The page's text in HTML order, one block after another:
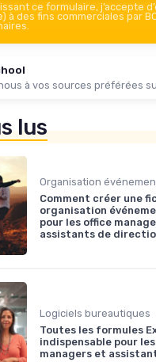
ce formulaire, j’accepte
à des fins commerciales par
à vos sources préférées
lus
Comment créer une
organisation
pour les office
assistants de
Logiciels bureautiques
Toutes les formules
indispensable pour
managers et